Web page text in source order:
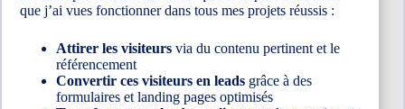
que j’ai vues fonctionner dans tous mes projets réussis :
Attirer les visiteurs via du contenu pertinent et le
référencement
Convertir ces visiteurs en leads grâce à des
formulaires et landing pages optimisés